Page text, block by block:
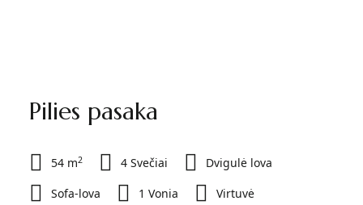
Pilies pasaka
54 m2 4 Svečiai
Dvigulė lova
Sofa-lova
1 Vonia Virtuvė